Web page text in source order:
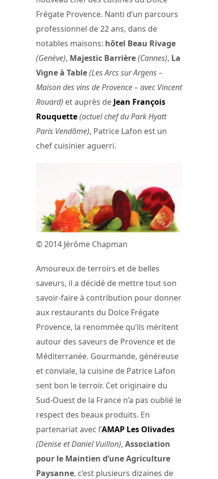
Frégate Provence. Nanti d’un parcours
professionnel de 22 ans, dans de
notables maisons: hôtel Beau Rivage
(Genève), Majestic Barrière(Cannes), La
Vigne à Table(Les Arcs sur Argens –
Maison des vins de Provence – avec Vincent
Rouard) et auprès deJean François
Rouquette(actuel chef du Park Hyatt
Paris Vendôme), Patrice Lafon est un
chef cuisinier aguerri.
© 2014 Jérôme Chapman
Amoureux de terroirs et de belles
saveurs, il a décidé de mettre tout son
savoir-faire à contribution pour donner
aux restaurants du Dolce Frégate
Provence, la renommée qu’ils méritent
autour des saveurs de Provence et de
Méditerranée. Gourmande, généreuse
et conviale, la cuisine de Patrice Lafon
sent bon le terroir. Cet originaire du
Sud-Ouest de la France n’a pas oublié le
respect des beaux produits. En
partenariat avec l’AMAP Les Olivades
(Denise et Daniel Vuillon), Association
pour le Maintien d’une Agriculture
Paysanne, c’est plusieurs dizaines de